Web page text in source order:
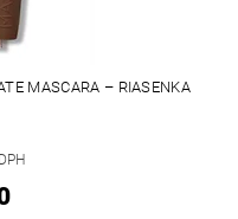
MASCARA – RIASENKA